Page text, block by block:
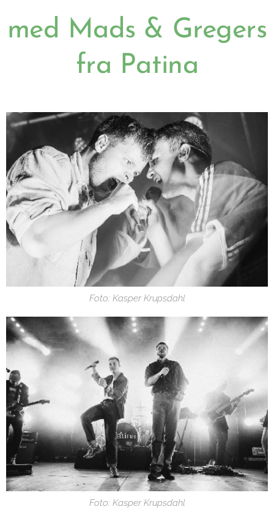
med Mads & Gregers
fra Patina
Foto: Kasper Krupsdahl
Foto: Kasper Krupsdahl